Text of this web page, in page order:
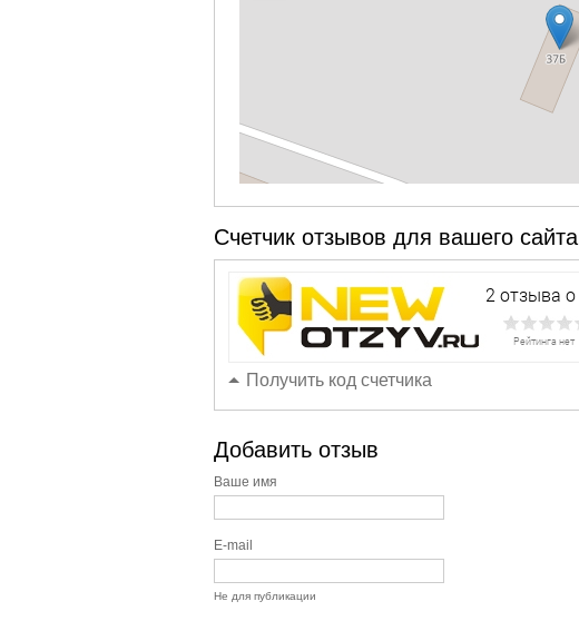
Счетчик отзывов для вашего сайта
Получить код счетчика
Добавить отзыв
Ваше имя
E-mail
Не для публикации